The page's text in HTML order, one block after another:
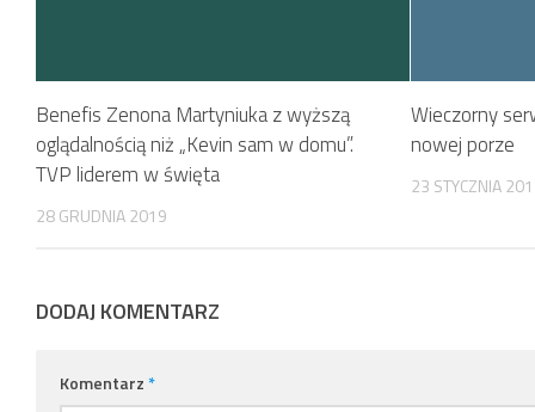
Benefis Zenona Martyniuka z wyższą
oglądalnością niż „Kevin sam w domu”.
TVP liderem w święta
28 GRUDNIA 2019
Wieczorny
nowej porze
23 STYCZNIA
DODAJ KOMENTARZ
Komentarz*